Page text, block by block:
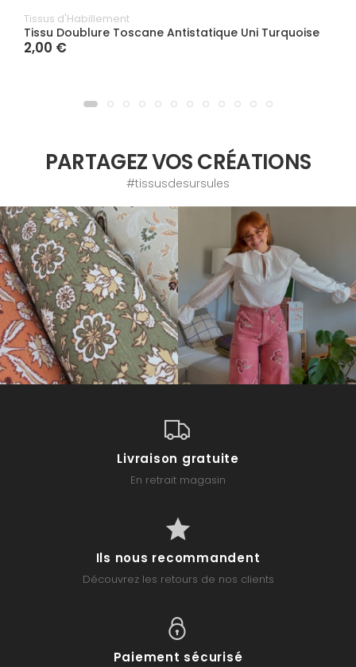
Tissus d'Habillement
Tissu Doublure Toscane Antistatique Uni Turquoise
2,00 €
PARTAGEZ VOS CRÉATIONS
#tissusdesursules
Livraison gratuite
En retrait magasin
Ils nous recommandent
Découvrez les retours de nos clients
Paiement sécurisé